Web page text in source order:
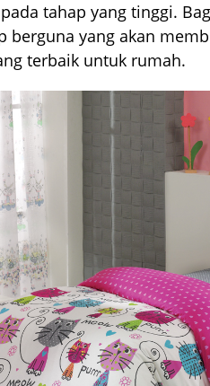
tahap yang tinggi.
berguna yang akan
terbaik untuk rumah.